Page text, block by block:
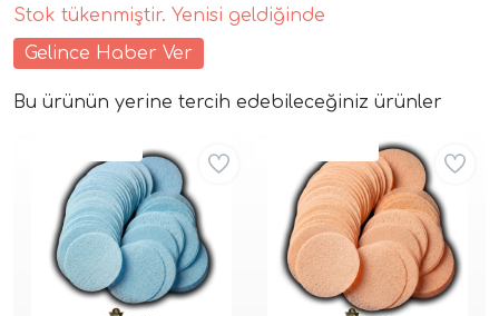
Stok tükenmiştir. Yenisi geldiğinde
Gelince Haber Ver
Bu ürünün yerine tercih edebileceğiniz ürünler